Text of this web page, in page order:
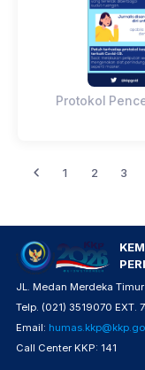
Protokol
1 2 3
JL. Medan Merdeka
Telp. (021) 3519070 EXT.
Email:
Call Center KKP: 141